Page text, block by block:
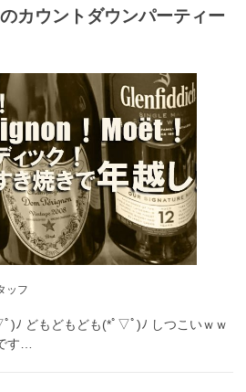
カウントダウンパーティー
ッフ
)ﾉ どもどもども(*ﾟ▽ﾟ)ﾉ しつこいｗｗ
す…